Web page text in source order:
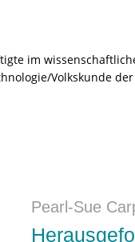
im
Volkskunde
Pearl-Sue